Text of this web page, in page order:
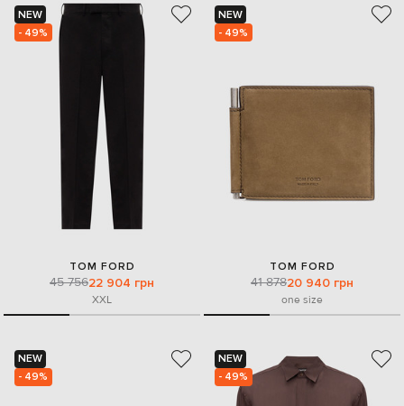
NEW
- 49%
TOM FORD
45 75622 904 грн
XXL
NEW
- 49%
TOM FORD
41 87820 940 грн
one size
NEW
- 49%
NEW
- 49%